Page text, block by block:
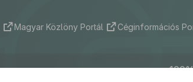
Magyar Közlöny Portál Céginformációs